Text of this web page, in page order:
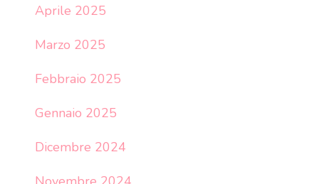
Aprile 2025
Marzo 2025
Febbraio 2025
Gennaio 2025
Dicembre 2024